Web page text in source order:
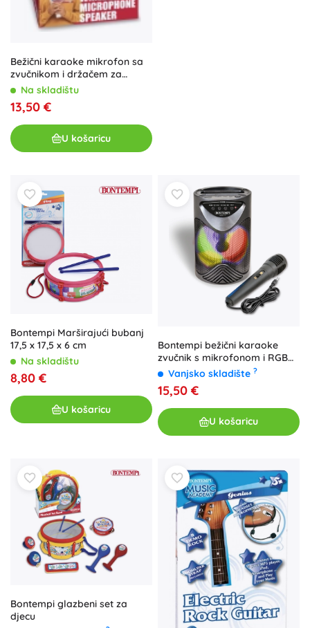
Bežični karaoke mikrofon sa
zvučnikom i držačem za
telefon
Na skladištu
13,50 €
U košaricu
Bontempi Marširajući bubanj
17,5 x 17,5 x 6 cm
Na skladištu
8,80 €
U košaricu
Bontempi bežični karaoke
zvučnik s mikrofonom i RGB
osvjetljenjem
Vanjsko skladište ?
15,50 €
U košaricu
Bontempi glazbeni set za
djecu